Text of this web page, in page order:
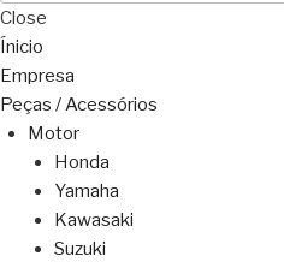
Close
Ínicio
Empresa
Peças / Acessórios
Motor
Honda
Yamaha
Kawasaki
Suzuki